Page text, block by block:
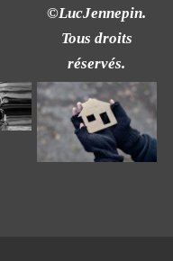
©LucJennepin.
Tous droits
réservés.